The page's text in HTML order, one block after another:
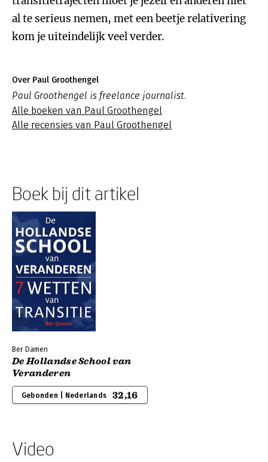
al te serieus nemen, met een beetje relativering
kom je uiteindelijk veel verder.
Over Paul Groothengel
Paul Groothengel is freelance journalist.
Alle boeken van Paul Groothengel
Alle recensies van Paul Groothengel
Boek bij dit artikel
Ber Damen
De Hollandse School van
Veranderen
Gebonden | Nederlands 32,16
Video